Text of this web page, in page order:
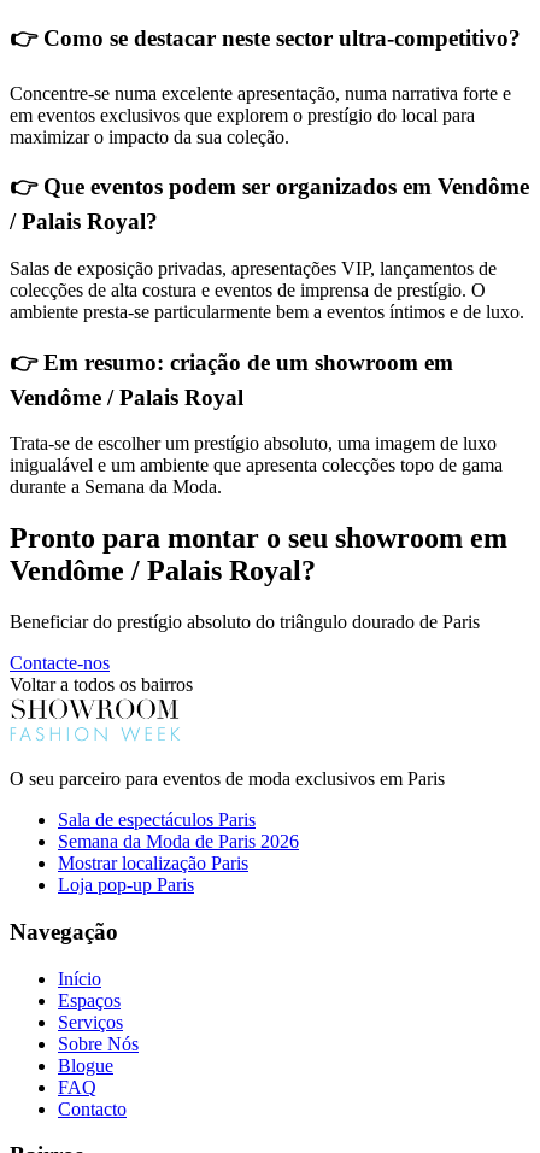
👉 Como se destacar neste sector ultra-competitivo?
Concentre-se numa excelente apresentação, numa narrativa forte e
em eventos exclusivos que explorem o prestígio do local para
maximizar o impacto da sua coleção.
👉 Que eventos podem ser organizados em Vendôme
/ Palais Royal?
Salas de exposição privadas, apresentações VIP, lançamentos de
colecções de alta costura e eventos de imprensa de prestígio. O
ambiente presta-se particularmente bem a eventos íntimos e de luxo.
👉Em resumo: criação de um showroom em
Vendôme / Palais Royal
Trata-se de escolher um prestígio absoluto, uma imagem de luxo
inigualável e um ambiente que apresenta colecções topo de gama
durante a Semana da Moda.
Pronto para montar o seu showroom em
Vendôme / Palais Royal?
Beneficiar do prestígio absoluto do triângulo dourado de Paris
Contacte-nos
Voltar a todos os bairros
O seu parceiro para eventos de moda exclusivos em Paris
Sala de espectáculos Paris
Semana da Moda de Paris 2026
Mostrar localização Paris
Loja pop-up Paris
Navegação
Início
Espaços
Serviços
Sobre Nós
Blogue
FAQ
Contacto